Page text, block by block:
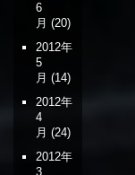
6
月 (20)
2012年
5
月 (14)
2012年
4
月 (24)
2012年
3